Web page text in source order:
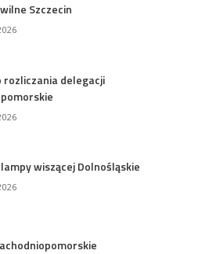
Szczecin
rozliczania delegacji
wiszącej Dolnośląskie